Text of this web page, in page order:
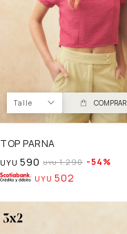
Talle COMPRAR
TOP PARNA
UYU 590 UYU 1.290 54
UYU 502